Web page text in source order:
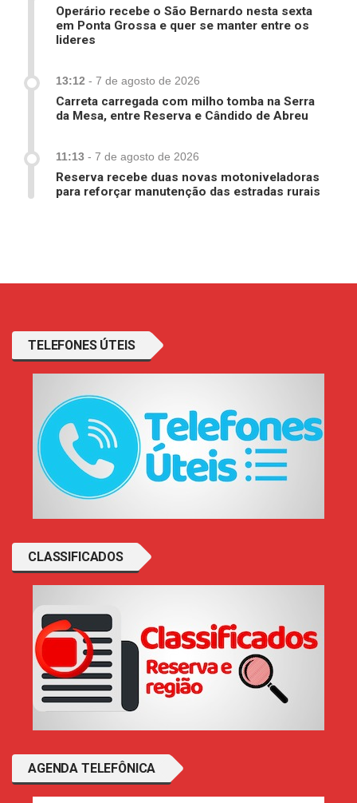
Operário recebe o São Bernardo nesta sexta
em Ponta Grossa e quer se manter entre os
lideres
13:12 - 7 de agosto de 2026
Carreta carregada com milho tomba na Serra
da Mesa, entre Reserva e Cândido de Abreu
11:13 - 7 de agosto de 2026
Reserva recebe duas novas motoniveladoras
para reforçar manutenção das estradas rurais
TELEFONES ÚTEIS
CLASSIFICADOS
AGENDA TELEFÔNICA